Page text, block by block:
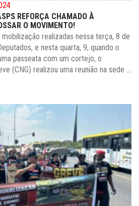
REFORÇA CHAMADO À
O MOVIMENTO!
realizadas nessa terça, 8 de
e nesta quarta, 9, quando o
passeata com um cortejo, o
(CNG) realizou uma reunião na sede ...